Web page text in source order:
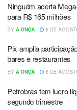
Ninguém acerta
para R$ 165 milhões
BY A ONÇA 6 DE
Pix amplia
bares e restaurantes
BY A ONÇA 6 DE
Petrobras tem lucro
segundo trimestre